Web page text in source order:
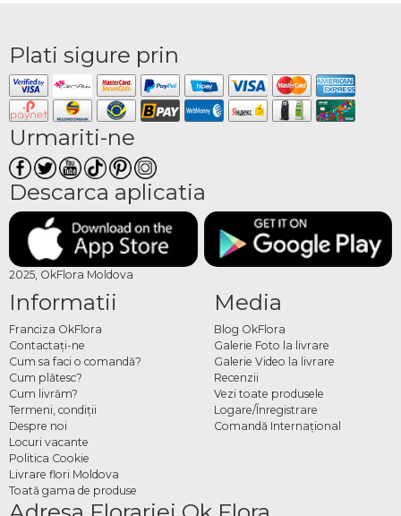
Plati sigure prin
Urmariti-ne
Descarca aplicatia
2025, OkFlora Moldova
Informatii
Franciza OkFlora
Contactaţi-ne
Cum sa faci o comandă?
Cum plătesc?
Cum livrăm?
Termeni, condiţii
Despre noi
Locuri vacante
Politica Cookie
Livrare flori Moldova
Toată gama de produse
Media
Blog OkFlora
Galerie Foto la livrare
Galerie Video la livrare
Recenzii
Vezi toate produsele
Logare/Înregistrare
Comandă Internațional